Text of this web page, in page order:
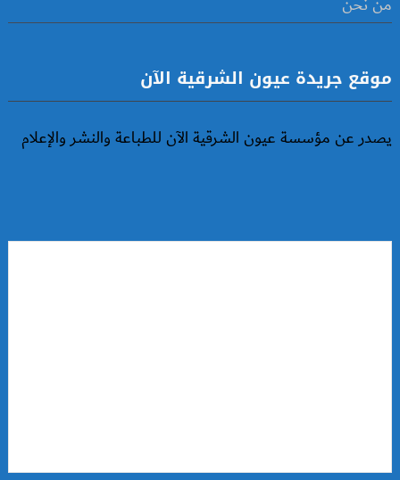
موقع جريدة عيون الشرقية الآن
يصدر عن مؤسسة عيون الشرقية الآن للطباعة والنشر والإعلام